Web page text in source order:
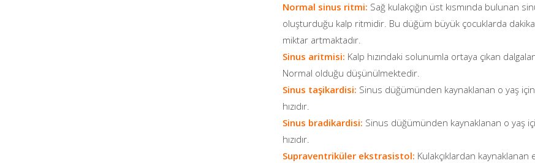
Normal sinus ritmi: Sağ kulakçığın üst kısmında bulunan
oluşturduğu kalp ritmidir. Bu düğüm büyük çocuklarda
miktar artmaktadır.
Sinus aritmisi: Kalp hızındaki solunumla ortaya çıkan
Normal olduğu düşünülmektedir.
Sinus taşikardisi: Sinus düğümünden kaynaklanan o yaş
hızıdır.
Sinus bradikardisi: Sinus düğümünden kaynaklanan o yaş
hızıdır.
Supraventriküler ekstrasistol: Kulakçıklardan kaynaklanan